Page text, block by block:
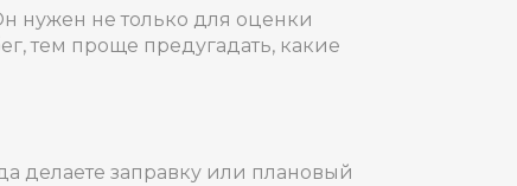
нужен не только для оценки
тем проще предугадать, какие
делаете заправку или плановый